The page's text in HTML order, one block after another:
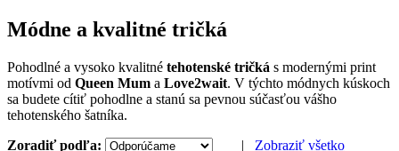
Módne a kvalitné tričká
Pohodlné a vysoko kvalitné tehotenské tričká s modernými print
motívmi od Queen Mum a Love2wait. V týchto módnych kúskoch
sa budete cítiť pohodlne a stanú sa pevnou súčasťou vášho
tehotenského šatníka.
Zoradiť podľa:
| Zobraziť všetko